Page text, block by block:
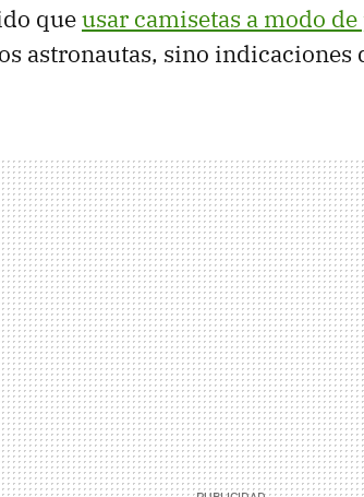
queusar camisetas a modo
astronautas, sino indicaciones